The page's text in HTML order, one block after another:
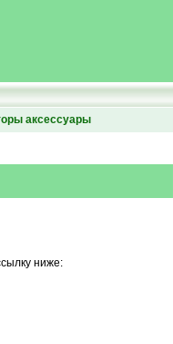
аксессуары
ниже: